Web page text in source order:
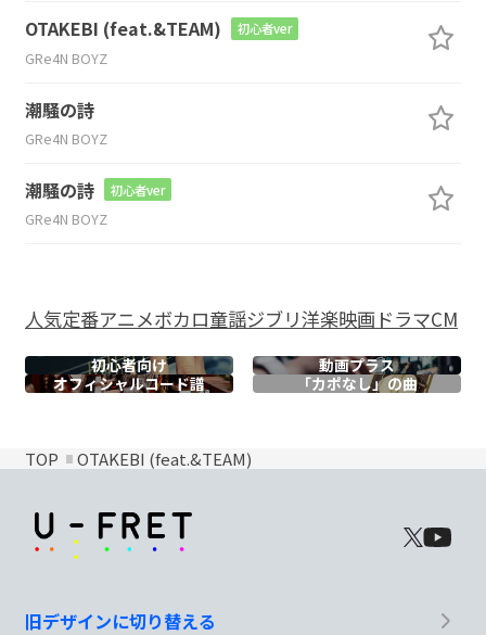
OTAKEBI (feat.&TEAM) 初心者ver
GRe4N BOYZ
潮騒の詩
GRe4N BOYZ
潮騒の詩 初心者ver
GRe4N BOYZ
人気定番アニメボカロ童謡ジブリ洋楽映画ドラマCM
初心者向け
動画プラス
オフィシャルコード譜 「カポなし」の曲
TOP OTAKEBI (feat.&TEAM)
旧デザインに切り替える